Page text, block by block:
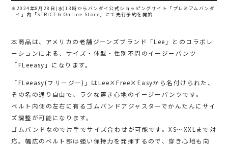
※2024年8月28日(水)13時からバンダイ公式ショッピングサイト「プレミアムバンダ
イ」内
「STRICT-G Online Store」にて先行予約を開始
本商品は、アメリカの老舗ジーンズブランド「Lee」とのコラボレ
ーションによる、サイズ・体型・性別不問のイージーパンツ
「FLeeasy」になります。
「FLeeasy(フリージー)」はLee×Free×Easyから名付けられた、
その名の通り自由で、ラクな穿き心地のイージーパンツです。
ベルト内側の左右に有るゴムバンドアジャスターでかんたんにサイ
ズ調整が可能になります。
ゴムバンドなので片手でサイズ合わせが可能です。XS～XXLまで対
応。幅広のベルト部は強い保持力を発揮するので、穿き心地も向